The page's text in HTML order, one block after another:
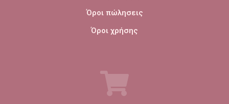
Όροι πώλησεις
Όροι χρήσης